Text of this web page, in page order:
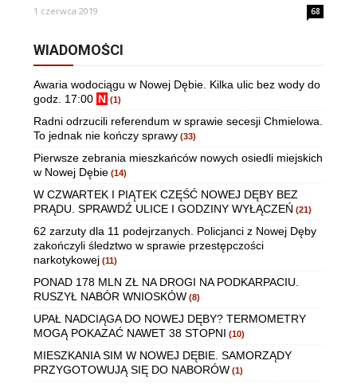
1 czerwca 2019 68
WIADOMOŚCI
Awaria wodociągu w Nowej Dębie. Kilka ulic bez wody do
godz. 17:00 N (1)
Radni odrzucili referendum w sprawie secesji Chmielowa.
To jednak nie kończy sprawy (33)
Pierwsze zebrania mieszkańców nowych osiedli miejskich
w Nowej Dębie (14)
W CZWARTEK I PIĄTEK CZĘŚĆ NOWEJ DĘBY BEZ
PRĄDU. SPRAWDŹ ULICE I GODZINY WYŁĄCZEŃ (21)
62 zarzuty dla 11 podejrzanych. Policjanci z Nowej Dęby
zakończyli śledztwo w sprawie przestępczości
narkotykowej (11)
PONAD 178 MLN ZŁ NA DROGI NA PODKARPACIU.
RUSZYŁ NABÓR WNIOSKÓW (8)
UPAŁ NADCIĄGA DO NOWEJ DĘBY? TERMOMETRY
MOGĄ POKAZAĆ NAWET 38 STOPNI (10)
MIESZKANIA SIM W NOWEJ DĘBIE. SAMORZĄDY
PRZYGOTOWUJĄ SIĘ DO NABORÓW (1)